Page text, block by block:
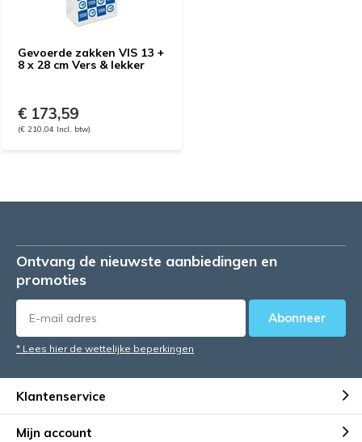
Gevoerde zakken VIS 13 +
8 x 28 cm Vers & lekker
€ 173,59
(€ 210,04 Incl. btw)
Ontvang de nieuwste aanbiedingen en
promoties
Abonneer
* Lees hier de wettelijke beperkingen
Klantenservice
Mijn account